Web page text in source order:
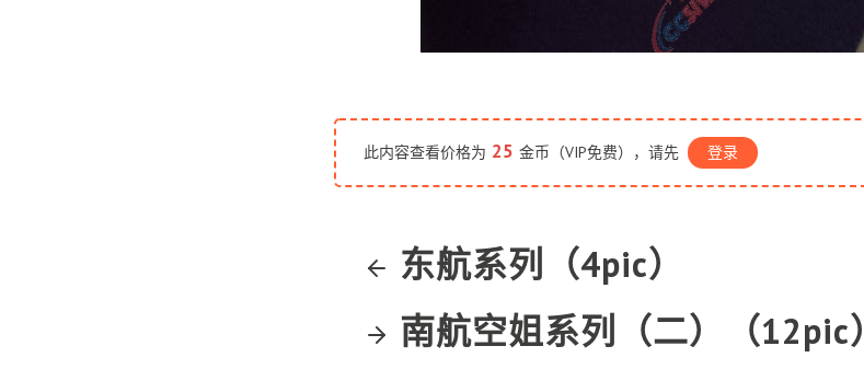
此内容查看价格为 25 金币（VIP免费），请先 登录
东航系列（4pic）
南航空姐系列（二）（12pic）